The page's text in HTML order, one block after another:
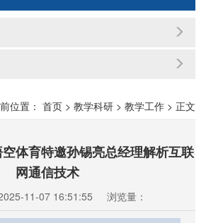
位置： 首页 > 教学科研 > 教学工作 > 正文
体育特邀孙锡亮总经理解析互联
网通信技术
11-07 16:51:55 浏览量：